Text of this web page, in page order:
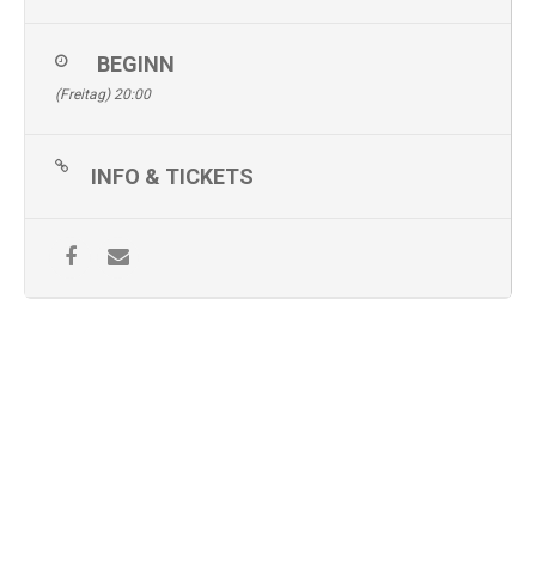
BEGINN
(Freitag) 20:00
INFO & TICKETS